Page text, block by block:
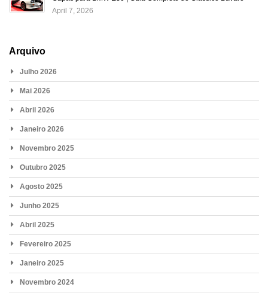
April 7, 2026
Arquivo
Julho 2026
Mai 2026
Abril 2026
Janeiro 2026
Novembro 2025
Outubro 2025
Agosto 2025
Junho 2025
Abril 2025
Fevereiro 2025
Janeiro 2025
Novembro 2024